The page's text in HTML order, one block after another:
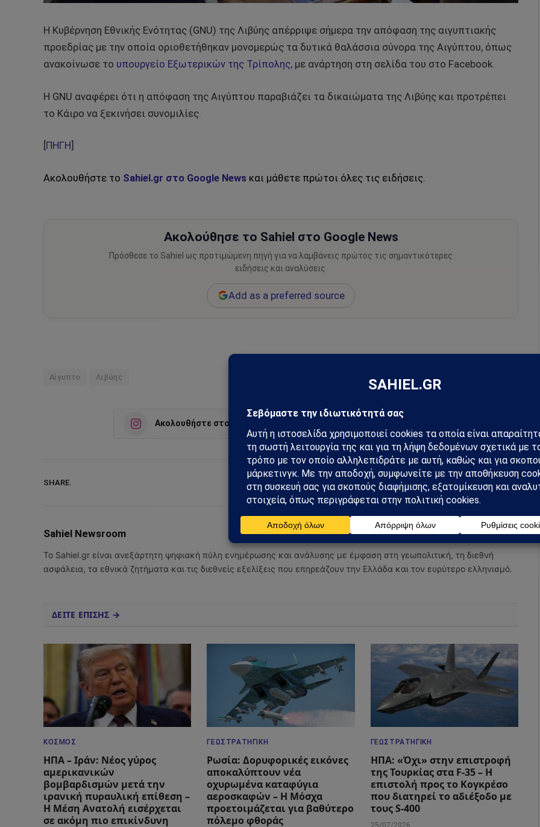
Η Κυβέρνηση Εθνικής Ενότητας (GNU) της Λιβύης απέρριψε σήμερα την απόφαση της αιγυπτιακής
προεδρίας με την οποία οριοθετήθηκαν μονομερώς τα δυτικά θαλάσσια σύνορα της Αιγύπτου, όπως
ανακοίνωσε το υπουργείο Εξωτερικών της Τρίπολης, με ανάρτηση στη σελίδα του στο Facebook.
Η GNU αναφέρει ότι η απόφαση της Αιγύπτου παραβιάζει τα δικαιώματα της Λιβύης και προτρέπει
το Κάιρο να ξεκινήσει συνομιλίες.
ΠΗΓΗ
Ακολουθήστε το Sahiel.gr στο Google News και μάθετε πρώτοι όλες τις ειδήσεις.
Ακολούθησε το Sahiel στο Google News
Πρόσθεσε το Sahiel ως προτιμώμενη πηγή για να λαμβάνεις πρώτος τις σημαντικότερες
ειδήσεις και αναλύσεις.
Add as a preferred source
Αίγυπτο Λιβύης
Ακολουθήστε στο Instagram
SHARE.
Facebook Twitter Pinterest Tumblr
Sahiel Newsroom Facebook
X
(Twitter)
PinterestInstagram
Tumblr
Το Sahiel.gr είναι ανεξάρτητη ψηφιακή πύλη ενημέρωσης και ανάλυσης με έμφαση στη γεωπολιτική, τη διεθνή
ασφάλεια, τα εθνικά ζητήματα και τις διεθνείς εξελίξεις που επηρεάζουν την Ελλάδα και τον ευρύτερο ελληνισμό.
ΔΕΙΤΕ ΕΠΙΣΗΣ →
ΚΌΣΜΟΣ
ΗΠΑ – Ιράν: Νέος γύρος
αμερικανικών
βομβαρδισμών μετά την
ιρανική πυραυλική επίθεση –
Η Μέση Ανατολή εισέρχεται
σε ακόμη πιο επικίνδυνη
ΓΕΩΣΤΡΑΤΗΓΙΚΉ
Ρωσία: Δορυφορικές εικόνες
αποκαλύπτουν νέα
οχυρωμένα καταφύγια
αεροσκαφών – Η Μόσχα
προετοιμάζεται για βαθύτερο
πόλεμο φθοράς
ΓΕΩΣΤΡΑΤΗΓΙΚΉ
ΗΠΑ: «Όχι» στην επιστροφή
της Τουρκίας στα F-35 – Η
επιστολή προς το Κογκρέσο
που διατηρεί το αδιέξοδο με
τους S-400
25/07/2026